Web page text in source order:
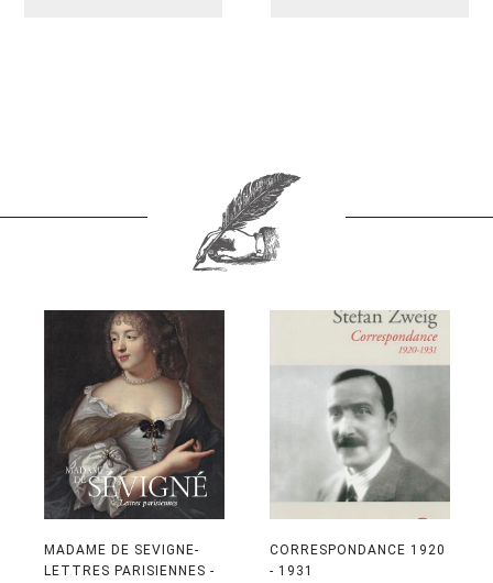
MADAME DE SEVIGNE-
LETTRES PARISIENNES -
CORRESPONDANCE 1920
- 1931